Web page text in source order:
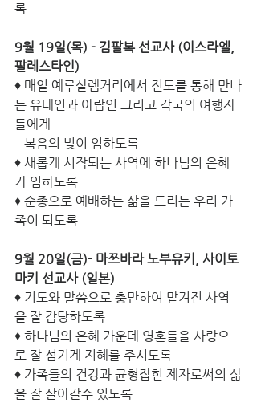
록
9월 19일(목) - 김팔복 선교사 (이스라엘,
팔레스타인)
♦ 매일 예루살렘거리에서 전도를 통해 만나
는 유대인과 아랍인 그리고 각국의 여행자
들에게
   복음의 빛이 임하도록
♦ 새롭게 시작되는 사역에 하나님의 은혜
가 임하도록
♦ 순종으로 예배하는 삶을 드리는 우리 가
족이 되도록
9월 20일(금)- 마쯔바라 노부유키, 사이토
마키 선교사 (일본)
♦ 기도와 말씀으로 충만하여 맡겨진 사역
을 잘 감당하도록
♦ 하나님의 은혜 가운데 영혼들을 사랑으
로 잘 섬기게 지혜를 주시도록
♦ 가족들의 건강과 균형잡힌 제자로써의 삶
을 잘 살아갈수 있도록